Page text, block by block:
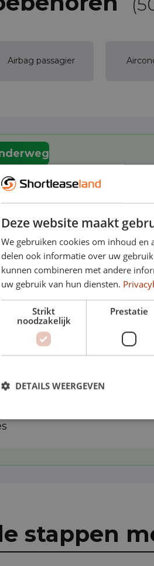
Airbag passagier
bij pechhulp in binnen-
extra opties toe aan je
stappen
Deze website maakt
We gebruiken cookies om inhoud en
delen ook informatie over uw
kunnen combineren met andere
uw gebruik van hun diensten.
Strikt
noodzakelijk
Prestatie
DETAILS WEERGEVEN